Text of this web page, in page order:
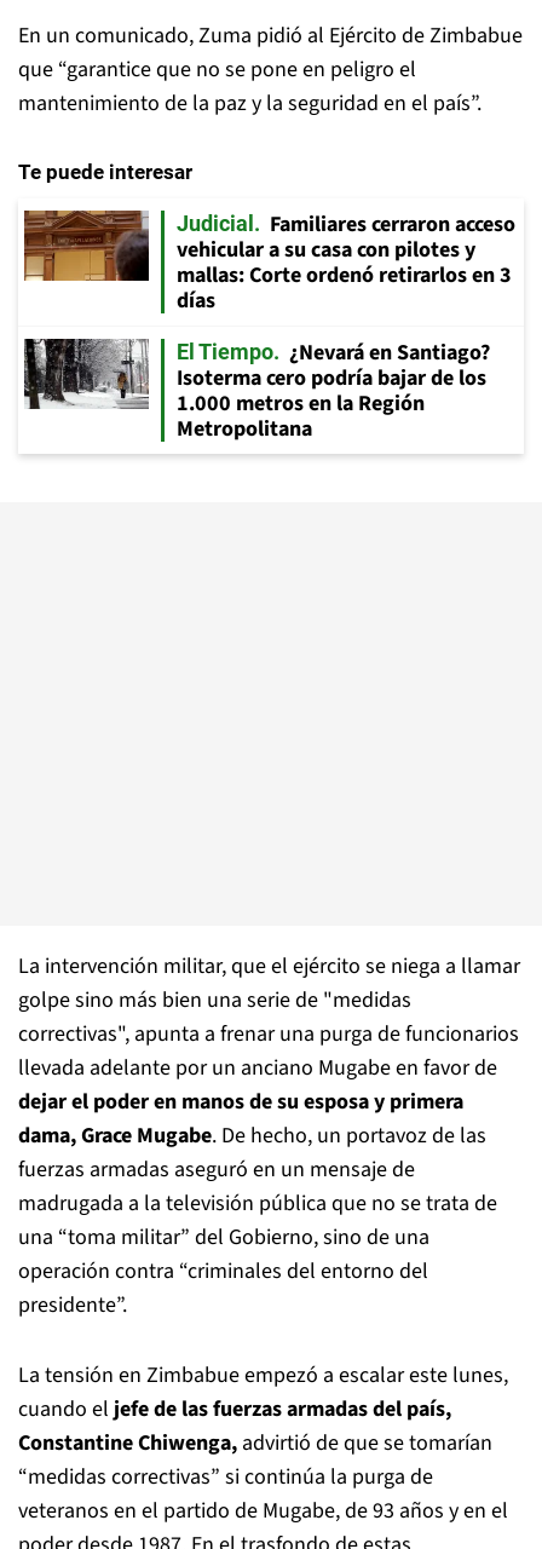
En un comunicado, Zuma pidió al Ejército de Zimbabue
que “garantice que no se pone en peligro el
mantenimiento de la paz y la seguridad en el país”.
Te puede interesar
Judicial
Familiares cerraron acceso
vehicular a su casa con pilotes y
mallas: Corte ordenó retirarlos en 3
días
El Tiempo
¿Nevará en Santiago?
Isoterma cero podría bajar de los
1.000 metros en la Región
Metropolitana
La intervención militar, que el ejército se niega a llamar
golpe sino más bien una serie de "medidas
correctivas", apunta a frenar una purga de funcionarios
llevada adelante por un anciano Mugabe en favor de
dejar el poder en manos de su esposa y primera
dama, Grace Mugabe. De hecho, un portavoz de las
fuerzas armadas aseguró en un mensaje de
madrugada a la televisión pública que no se trata de
una “toma militar” del Gobierno, sino de una
operación contra “criminales del entorno del
presidente”.
La tensión en Zimbabue empezó a escalar este lunes,
cuando eljefe de las fuerzas armadas del país,
Constantine Chiwenga, advirtió de que se tomarían
“medidas correctivas” si continúa la purga de
veteranos en el partido de Mugabe, de 93 años y en el